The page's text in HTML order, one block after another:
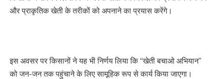
और प्राकृतिक खेती के तरीकों को अपनाने का प्रयास करेंगे।
इस अवसर पर किसानों ने यह भी निर्णय लिया कि “खेती बचाओ अभियान”
को जन-जन तक पहुंचाने के लिए सामूहिक रूप से कार्य किया जाएगा।